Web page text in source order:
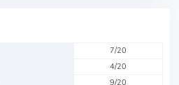
7/20
4/20
9/20